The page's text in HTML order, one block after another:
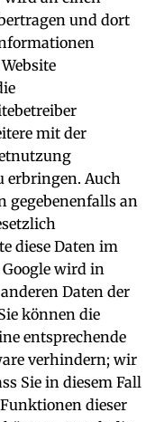
und dort
mit der
erbringen. Auch
gegebenenfalls an
diese Daten im
wird in
Daten der
können die
entsprechende
verhindern; wir
Sie in diesem Fall
dieser